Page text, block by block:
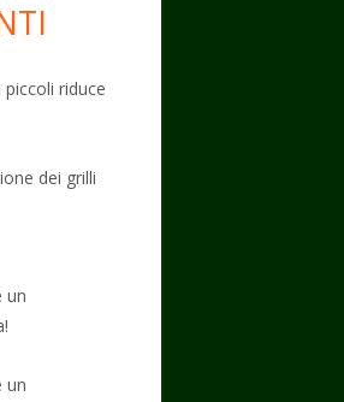
riduce
dei grilli
un
un